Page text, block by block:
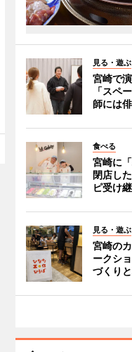
見る・遊ぶ
宮崎で
「スペ
師には
食べる
宮崎に
閉店し
ピ受け
見る・遊ぶ
宮崎の
ークシ
づくり